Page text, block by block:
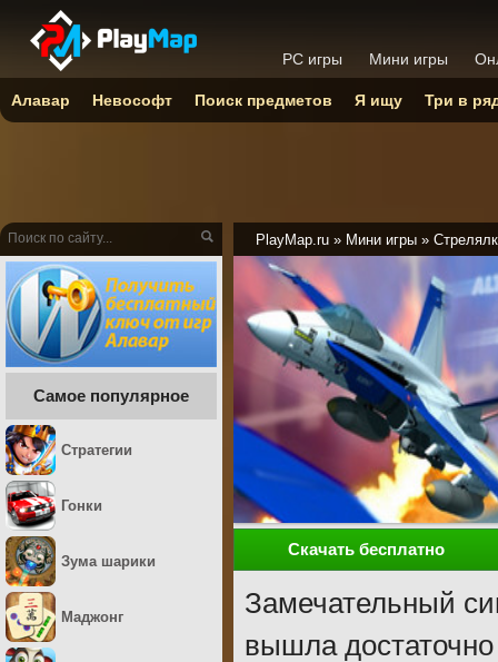
PlayMap.ru » Мини игры »
Скачать бесплатно
Замечательный
вышла достаточно
Самое популярное
Стратегии
Гонки
Зума шарики
Маджонг
PC игры Мини игры
Алавар Невософт Поиск предметов Я ищу Три в